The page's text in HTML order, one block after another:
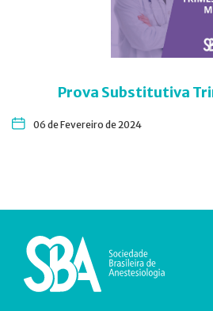
Prova Substitutiva
06 de Fevereiro de 2024